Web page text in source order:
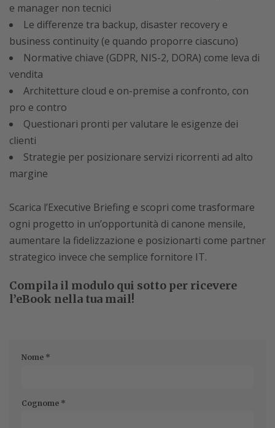
e manager non tecnici
Le differenze tra backup, disaster recovery e
business continuity (e quando proporre ciascuno)
Normative chiave (GDPR, NIS-2, DORA) come leva di
vendita
Architetture cloud e on-premise a confronto, con
pro e contro
Questionari pronti per valutare le esigenze dei
clienti
Strategie per posizionare servizi ricorrenti ad alto
margine
Scarica l’Executive Briefing e scopri come trasformare
ogni progetto in un’opportunità di canone mensile,
aumentare la fidelizzazione e posizionarti come partner
strategico invece che semplice fornitore IT.
Compila il modulo qui sotto per ricevere
l’eBook nella tua mail!
Nome *
Cognome *